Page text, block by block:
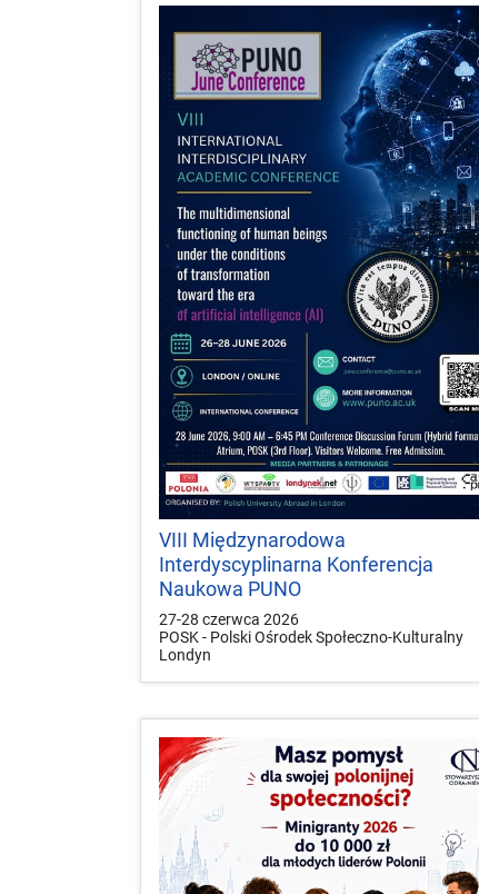
VIII Międzynarodowa
Interdyscyplinarna Konferencja
Naukowa PUNO
27-28 czerwca 2026
POSK - Polski Ośrodek Społeczno-Kulturalny
Londyn